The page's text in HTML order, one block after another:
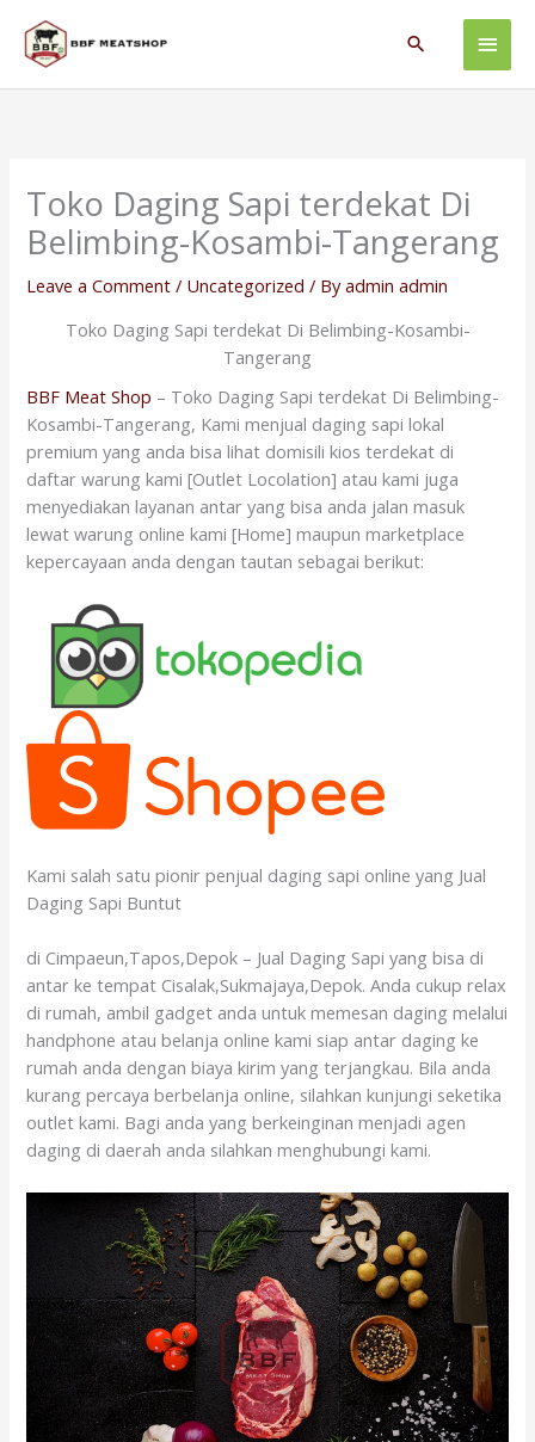
content
Main
Search
Toko Daging Sapi terdekat Di
Belimbing-Kosambi-Tangerang
Leave a Comment / Uncategorized / Byadmin admin
Toko Daging Sapi terdekat Di Belimbing-Kosambi-
Tangerang
BBF Meat Shop – Toko Daging Sapi terdekat Di Belimbing-
Kosambi-Tangerang, Kami menjual daging sapi lokal
premium yang anda bisa lihat domisili kios terdekat di
daftar warung kami [Outlet Locolation] atau kami juga
menyediakan layanan antar yang bisa anda jalan masuk
lewat warung online kami [Home] maupun marketplace
kepercayaan anda dengan tautan sebagai berikut:
Kami salah satu pionir penjual daging sapi online yang Jual
Daging Sapi Buntut
di Cimpaeun,Tapos,Depok – Jual Daging Sapi yang bisa di
antar ke tempat Cisalak,Sukmajaya,Depok. Anda cukup relax
di rumah, ambil gadget anda untuk memesan daging melalui
handphone atau belanja online kami siap antar daging ke
rumah anda dengan biaya kirim yang terjangkau. Bila anda
kurang percaya berbelanja online, silahkan kunjungi seketika
outlet kami. Bagi anda yang berkeinginan menjadi agen
daging di daerah anda silahkan menghubungi kami.